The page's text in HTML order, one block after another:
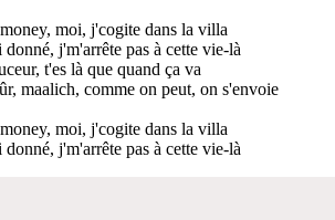
moi, j'cogite dans la villa
j'm'arrête pas à cette vie-là
t'es là que quand ça va
maalich, comme on peut, on s'envoie
moi, j'cogite dans la villa
j'm'arrête pas à cette vie-là